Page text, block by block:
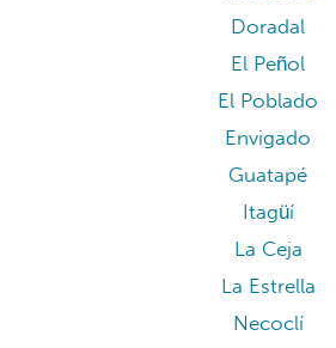
Doradal
El Peñol
El Poblado
Envigado
Guatapé
Itagüí
La Ceja
La Estrella
Necoclí